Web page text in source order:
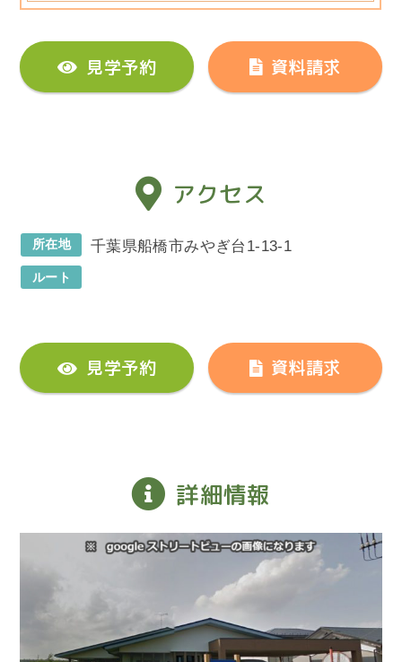
見学予約 資料請求
アクセス
所在地 千葉県船橋市みやぎ台1-13-1
ルート
見学予約 資料請求
詳細情報